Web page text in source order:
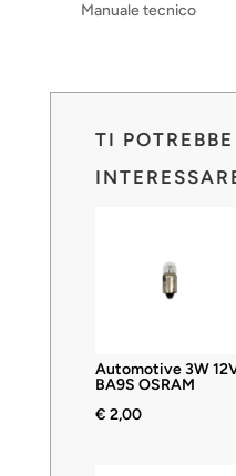
Manuale tecnico
TI POTREBBE
Automotive 3W
BA9S OSRAM
€ 2,00